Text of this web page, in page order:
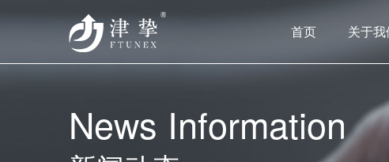
首页 关于我
News Information